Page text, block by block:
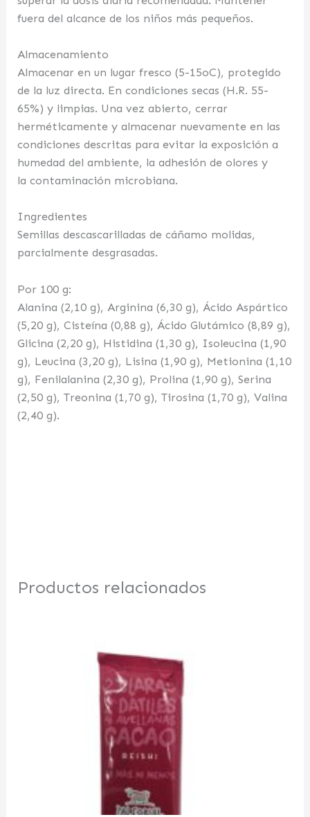
fuera del alcance de los niños más pequeños.
Almacenamiento
Almacenar en un lugar fresco (5-15oC), protegido
de la luz directa. En condiciones secas (H.R. 55-
65%) y limpias. Una vez abierto, cerrar
herméticamente y almacenar nuevamente en las
condiciones descritas para evitar la exposición a
humedad del ambiente, la adhesión de olores y
la contaminación microbiana.
Ingredientes
Semillas descascarilladas de cáñamo molidas,
parcialmente desgrasadas.
Por 100 g:
Alanina (2,10 g), Arginina (6,30 g), Ácido Aspártico
(5,20 g), Cisteína (0,88 g), Ácido Glutámico (8,89 g),
Glicina (2,20 g), Histidina (1,30 g), Isoleucina (1,90
g), Leucina (3,20 g), Lisina (1,90 g), Metionina (1,10
g), Fenilalanina (2,30 g), Prolina (1,90 g), Serina
(2,50 g), Treonina (1,70 g), Tirosina (1,70 g), Valina
(2,40 g).
Productos relacionados